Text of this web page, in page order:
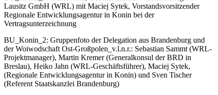
Lausitz GmbH (WRL) mit Maciej Sytek, Vorstandsvorsitzender
Regionale Entwicklungsagentur in Konin bei der
Vertragsunterzeichnung
BU_Konin_2: Gruppenfoto der Delegation aus Brandenburg und
der Woiwodschaft Ost-Großpolen_v.l.n.r.: Sebastian Sammt (WRL-
Projektmanager), Martin Kremer (Generalkonsul der BRD in
Breslau), Heiko Jahn (WRL-Geschäftsführer), Maciej Sytek,
(Regionale Entwicklungsagentur in Konin) und Sven Tischer
(Referent Staatskanzlei Brandenburg)